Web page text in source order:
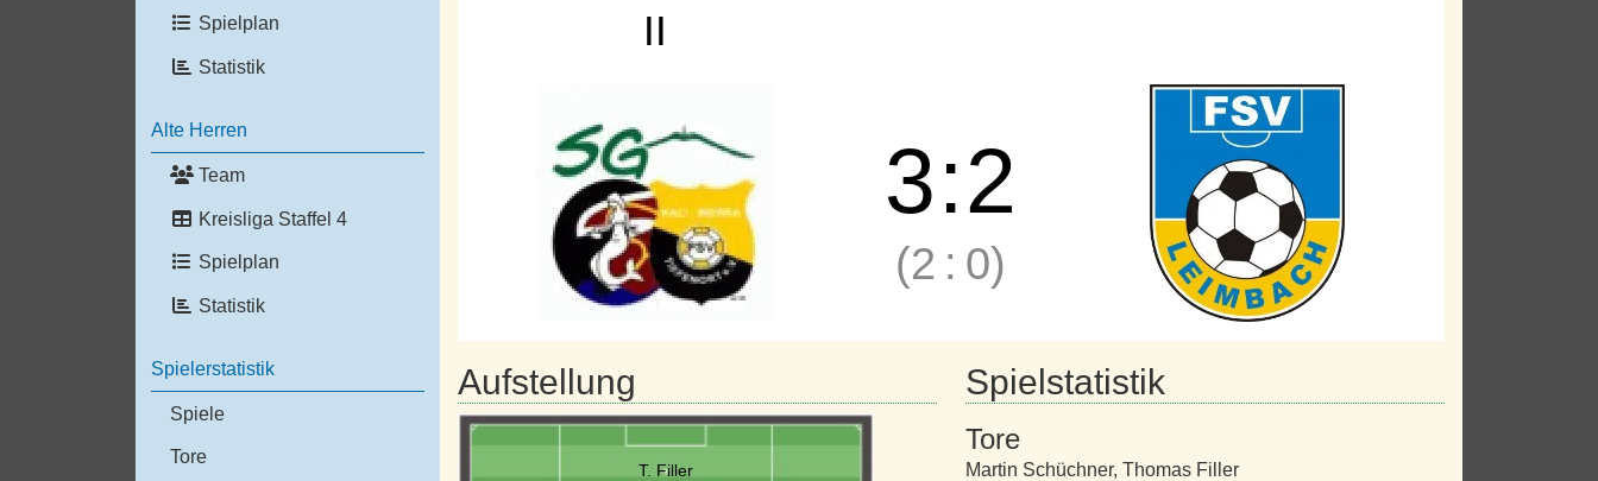
Spielplan
Statistik
Alte Herren
Team
Kreisliga Staffel 4
Spielplan
Statistik
Spielerstatistik
Spiele
Tore
II
3:2
(2 : 0)
Aufstellung
T. Filler
Spielstatistik
Tore
Martin Schüchner, Thomas Filler